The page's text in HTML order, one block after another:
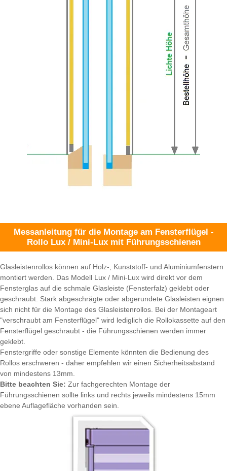
Messanleitung für die Montage am Fensterflügel -
Rollo Lux / Mini-Lux mit Führungsschienen
Glasleistenrollos können auf Holz-, Kunststoff- und Aluminiumfenstern
montiert werden. Das Modell Lux / Mini-Lux wird direkt vor dem
Fensterglas auf die schmale Glasleiste (Fensterfalz) geklebt oder
geschraubt. Stark abgeschrägte oder abgerundete Glasleisten eignen
sich nicht für die Montage des Glasleistenrollos. Bei der Montageart
"verschraubt am Fensterflügel" wird lediglich die Rollokassette auf den
Fensterflügel geschraubt - die Führungsschienen werden immer
geklebt.
Fenstergriffe oder sonstige Elemente könnten die Bedienung des
Rollos erschweren - daher empfehlen wir einen Sicherheitsabstand
von mindestens 13mm.
Bitte beachten Sie: Zur fachgerechten Montage der
Führungsschienen sollte links und rechts jeweils mindestens 15mm
ebene Auflagefläche vorhanden sein.